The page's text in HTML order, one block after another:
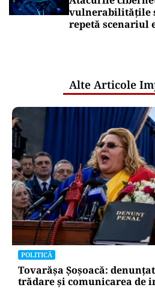
ar fi lovit Luna.
impactul
la 1 octombrie
Puterea Financiara
Comisia
preluarea eMAG
Oficiuldestiri.ro
Atacurile
vulnerabilitățile
repetă scenariul
comunicările
pentru
publice
Alte Articole